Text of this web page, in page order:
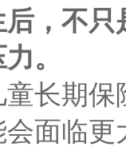
后，不
。
童长期
会面临